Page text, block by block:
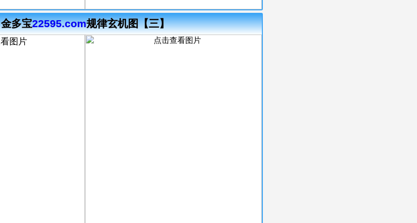
金多宝22595.com规律玄机图【三】